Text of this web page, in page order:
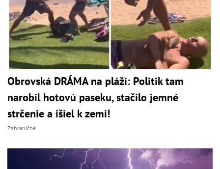
Obrovská DRÁMA na pláži: Politik tam
narobil hotovú paseku, stačilo jemné
strčenie a išiel k zemi!
Zahraničné